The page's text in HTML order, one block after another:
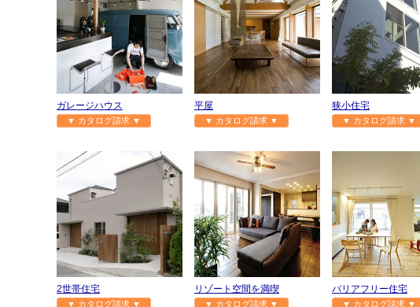
ガレージハウス
▼ カタログ請求 ▼
平屋
▼ カタログ請求 ▼
狭小住宅
▼ カタログ請求 ▼
2世帯住宅
▼ カタログ請求 ▼
リゾート空間を満喫
▼ カタログ請求 ▼
バリアフリー住宅
▼ カタログ請求 ▼